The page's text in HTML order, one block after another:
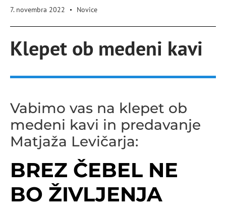
7. novembra 2022 Novice
Klepet ob medeni kavi
Vabimo vas na klepet ob
medeni kavi in predavanje
Matjaža Levičarja:
BREZ ČEBEL NE
BO ŽIVLJENJA